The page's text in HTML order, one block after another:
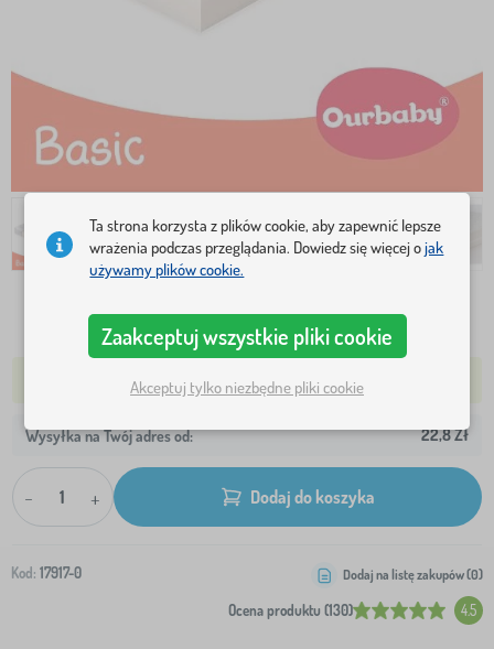
297,0 Zł282,0 Zł
W MAGAZYNIE PONAD 5 SZTUK
Wysyłka na Twój adres od: 22,8 Zł
- + Dodaj do koszyka
Kod: 17917-0
Ocena produktu (130) 4.5
Dodaj na listę zakupów (0)
Ta strona korzysta z plików cookie, aby zapewnić lepsze
wrażenia podczas przeglądania. Dowiedz się więcej ojak
używamy plików cookie.
Zaakceptuj wszystkie pliki cookie
Akceptuj tylko niezbędne pliki cookie